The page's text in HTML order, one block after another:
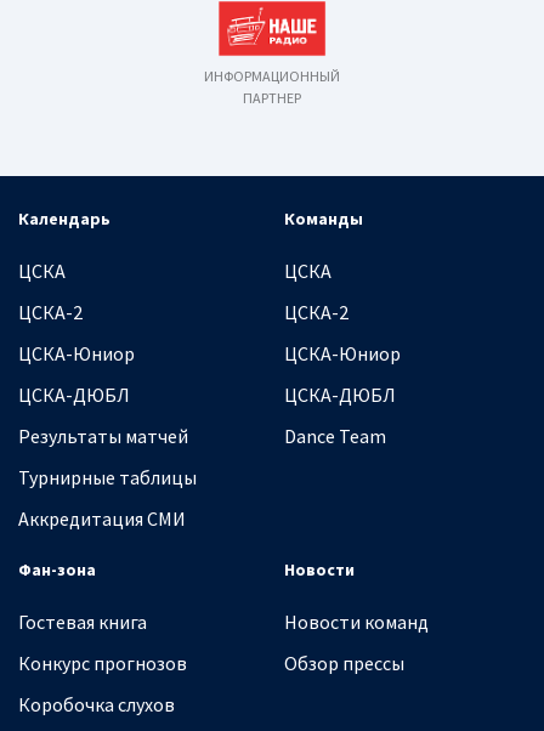
ИНФОРМАЦИОННЫЙ
ПАРТНЕР
Календарь
ЦСКА
ЦСКА-2
ЦСКА-Юниор
ЦСКА-ДЮБЛ
Результаты матчей
Турнирные таблицы
Аккредитация СМИ
Команды
ЦСКА
ЦСКА-2
ЦСКА-Юниор
ЦСКА-ДЮБЛ
Dance Team
Фан-зона
Гостевая книга
Конкурс прогнозов
Коробочка слухов
Новости
Новости команд
Обзор прессы